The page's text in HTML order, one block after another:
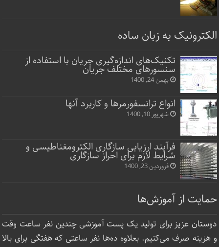
الکترونیک به زبان ساده
تکنیک‌های اندازه‌گیری جریان با استفاده از
سنسورهای مختلف جریان
بهمن 24, 1400
انواع ترانسفورمرها و کاربرد آنها
شهریور 10, 1400
فرآیند ارزیابی سازگاری الکترومغناطیسی و
شرایط لازم برای احراز سازگاری
فروردین 23, 1400
حمایت از آموزش‌ها
دوستان عزیز برای تولید یک پست آموزشی چندین نفر ساعت‌ وقت
و هزینه صرف می‌کنیم. بعلاوه ده‌ها نفر ساعتی که هفتگی برای بالا